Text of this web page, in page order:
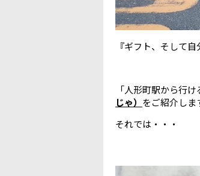
『ギフト、そして
「人形町駅から行
じゃ） をご紹介しま
それでは・・・